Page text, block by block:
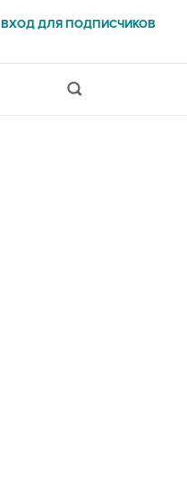
ВХОД ДЛЯ ПОДПИСЧИКОВ